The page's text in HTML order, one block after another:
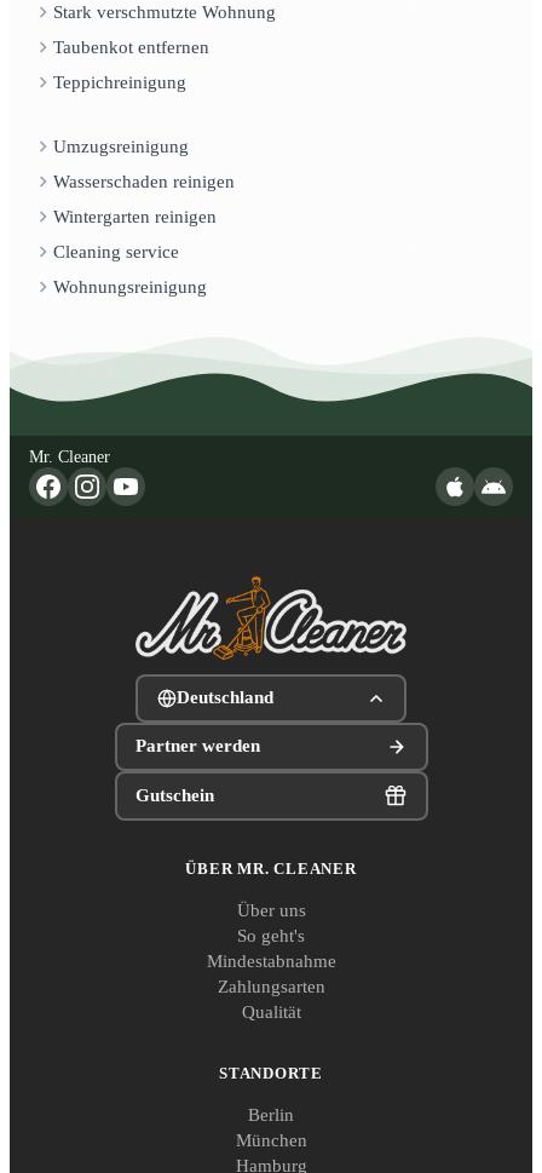
Stark verschmutzte Wohnung
Taubenkot entfernen
Teppichreinigung
Umzugsreinigung
Wasserschaden reinigen
Wintergarten reinigen
Cleaning service
Wohnungsreinigung
Mr. Cleaner
Deutschland
Partner werden
Gutschein
ÜBER MR. CLEANER
Über uns
So geht's
Mindestabnahme
Zahlungsarten
Qualität
STANDORTE
Berlin
München
Hamburg